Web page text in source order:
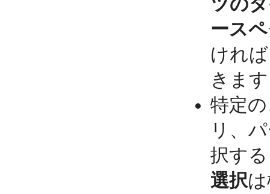
ース
けれ
きま
特定
リ、
択す
選択